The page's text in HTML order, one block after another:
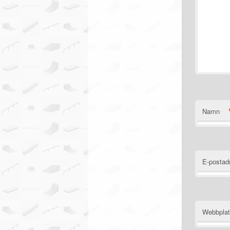
Namn
E-